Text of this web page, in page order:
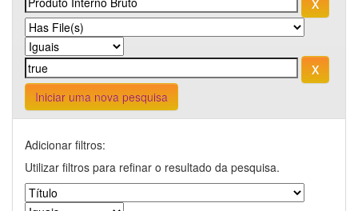
Iniciar uma nova pesquisa
Adicionar filtros:
Utilizar filtros para refinar o resultado da pesquisa.